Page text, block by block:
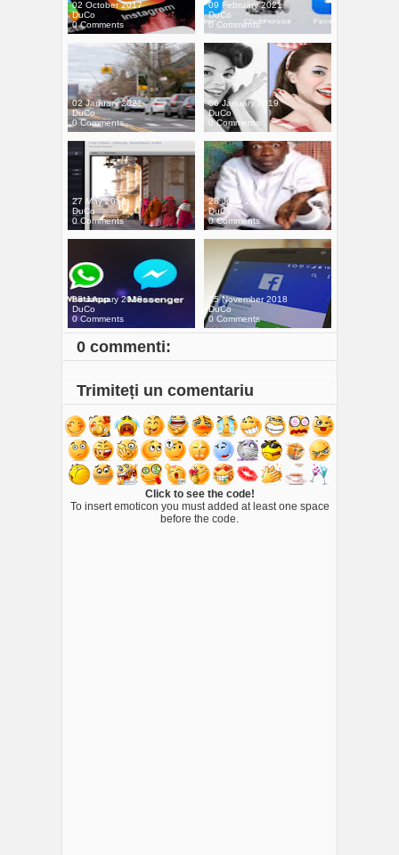
02 October 2017
DuCo
0 Comments
09 February 2021
DuCo
0 Comments
02 January 2021
DuCo
0 Comments
06 January 2019
DuCo
0 Comments
27 May 2018
DuCo
0 Comments
28 June 2022
DuCo
0 Comments
28 January 2019
DuCo
0 Comments
25 November 2018
DuCo
0 Comments
0 commenti:
Trimiteți un comentariu
Click to see the code!
To insert emoticon you must added at least one space
before the code.